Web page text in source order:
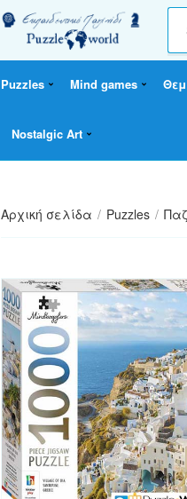
a
t
e
y
a
m
Puzzles Mind games
Nostalgic Art
Αρχική σελίδα / Puzzles /